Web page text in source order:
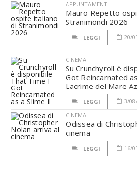
APPUNTAMENTI
Mauro Repetto
Stranimondi 2026
LEGGI 20/
CINEMA
Su Crunchyroll è
Got Reincarnated
Lacrime del Mare
LEGGI
3/
CINEMA
Odissea di
cinema
LEGGI 16/